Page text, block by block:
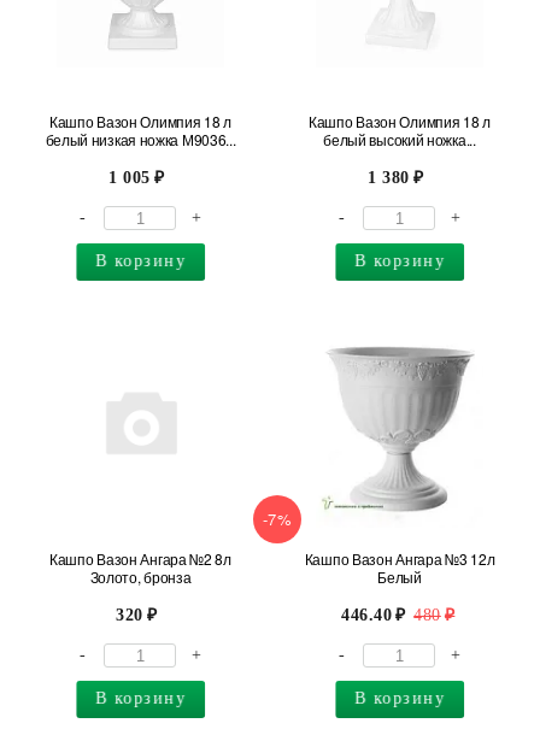
Кашпо Вазон Олимпия 18 л
белый низкая ножка М9036...
1 005
- +
В корзину
Кашпо Вазон Олимпия 18 л
белый высокий ножка...
1 380
- +
В корзину
Кашпо Вазон Ангара №2 8л
Золото, бронза
320
- +
В корзину
-7%
Кашпо Вазон Ангара №3 12л
Белый
446.40 480
- +
В корзину